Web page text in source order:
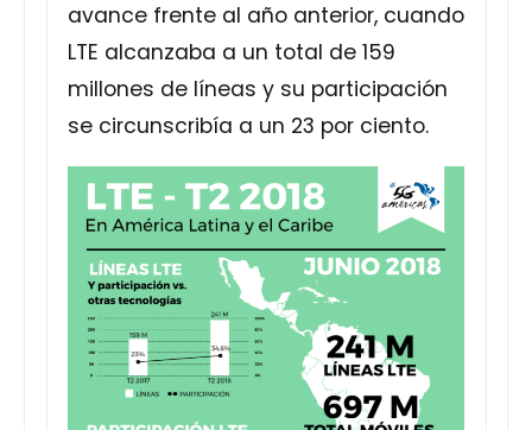
avance frente al año anterior, cuando
LTE alcanzaba a un total de 159
millones de líneas y su participación
se circunscribía a un 23 por ciento.